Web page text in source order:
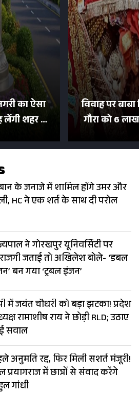
का ऐसा
शहर की
विवाह पर
गौरा को 6
के जनाजे में शामिल होंगे उमर और
HC ने एक शर्त के साथ दी परोल
ने गोरखपुर यूनिवर्सिटी पर
जताई तो अखिलेश बोले- ‘डबल
बन गया ‘ट्रबल इंजन’
में जयंत चौधरी को बड़ा झटका! प्रदेश
रामाशीष राय ने छोड़ी RLD; उठाए
सवाल
अनुमति रद्द, फिर मिली सशर्त मंजूरी!
प्रयागराज में छात्रों से संवाद करेंगे
गांधी